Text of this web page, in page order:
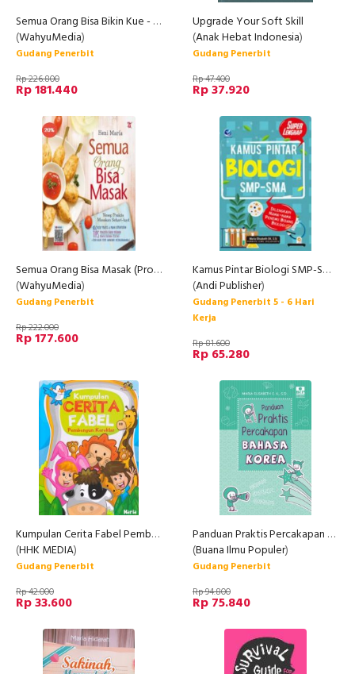
Semua Orang Bisa Bikin Kue - Resep Praktis Kue Favorit [Edisi TTD] (Promo Best Book)
(WahyuMedia)
Gudang Penerbit
Rp 226.800
Rp 181.440
Upgrade Your Soft Skill
(Anak Hebat Indonesia)
Gudang Penerbit
Rp 47.400
Rp 37.920
Semua Orang Bisa Masak (Promo Best Book)
(WahyuMedia)
Gudang Penerbit
Rp 222.000
Rp 177.600
Kamus Pintar Biologi SMP-SMA, Dilengkapi Nama-nama Penemu Bidang Biologi
(Andi Publisher)
Gudang Penerbit 5 - 6 Hari
Kerja
Rp 81.600
Rp 65.280
Kumpulan Cerita Fabel Pembangun Karakter
(HHK MEDIA)
Gudang Penerbit
Rp 42.000
Rp 33.600
Panduan Praktis Percakapan Bahasa Korea
(Buana Ilmu Populer)
Gudang Penerbit
Rp 94.800
Rp 75.840